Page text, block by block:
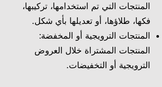
المنتجات التي تم استخدامها، تركيبها،
فكها، طلاؤها، أو تعديلها بأي شكل.
المنتجات الترويجية أو المخفضة:
المنتجات المشتراة خلال العروض
الترويجية أو التخفيضات.